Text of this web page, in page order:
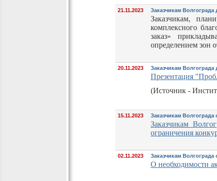
21.11.2023 Заказчикам Волгограда
Заказчикам,
комплексного
заказ»
определением зон
20.11.2023 Заказчикам Волгограда
Презентация
(Источник -
15.11.2023 Заказчикам Волгограда
Заказчикам
ограничения
02.11.2023 Заказчикам
О необходимости